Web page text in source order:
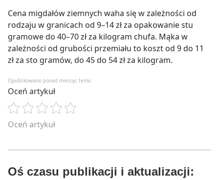
Cena migdałów ziemnych waha się w zależności od
rodzaju w granicach od 9–14 zł za opakowanie stu
gramowe do 40–70 zł za kilogram chufa. Mąka w
zależności od grubości przemiału to koszt od 9 do 11
zł za sto gramów, do 45 do 54 zł za kilogram.
Opublikowano ponad miesiąc temu
Oceń artykuł
Oceń artykuł
Oś czasu publikacji i aktualizacji: